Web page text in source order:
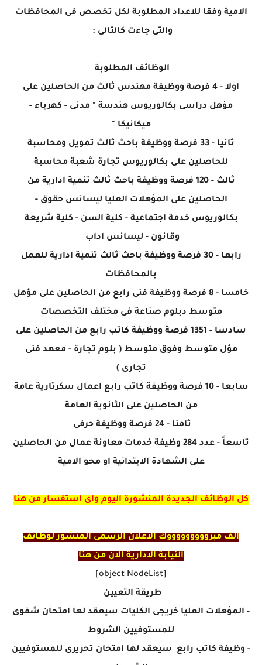
الامية وفقا للاعداد المطلوبة لكل تخصص فى المحافظات
والتى جاءت كالتالى :
الوظائف المطلوبة
اولا - 4 فرصة ووظيفة مهندس ثالث من الحاصلين على
مؤهل دراسى بكالوريوس هندسة " مدنى - كهرباء -
ميكانيكا "
ثانيا - 33 فرصة ووظيفة باحث ثالث تمويل ومحاسبة
للحاصلين على بكالوريوس تجارة شعبة محاسبة
ثالث - 120 فرصة ووظيفة باحث ثالث تنمية ادارية من
الحاصلين على المؤهلات العليا ليسانس حقوق -
بكالوريوس خدمة اجتماعية - كلية السن - كلية شريعة
وقانون - ليسانس اداب
رابعا - 30 فرصة ووظيفة باحث ثالث تنمية ادارية للعمل
بالمحافظات
خامسا - 8 فرصة ووظيفة فنى رابع من الحاصلين على مؤهل
متوسط دبلوم صناعة فى مختلف التخصصات
سادسا - 1351 فرصة ووظيفة كاتب رابع من الحاصلين على
مؤل متوسط وفوق متوسط ( بلوم تجارة - معهد فنى
تجارى )
سابعا - 10 فرصة ووظيفة كاتب رابع اعمال سكرتارية عامة
من الحاصلين على الثانوية العامة
ثامنا - 24 فرصة ووظيفة حرفى
تاسعاً - عدد 284 وظيفة خدمات معاونة عمال من الحاصلين
على الشهادة الابتدائية او محو الامية
كل الوظائف الجديدة المنشورة اليوم واى استفسار من هنا
الف مبروووووووووك الاعلان الرسمى المنشور لوظائف
النيابة الادارية الان من هنا
[object NodeList]
طريقة التعيين
- المؤهلات العليا خريجى الكليات سيعقد لها امتحان شفوى
للمستوفيين الشروط
- وظيفة كاتب رابع سيعقد لها امتحان تحريرى للمستوفيين